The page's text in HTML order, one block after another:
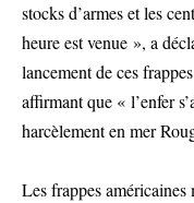
stocks d’armes et les
heure est venue », a
lancement de ces
affirmant que « l’enfer
harcèlement en mer
Les frappes américaines